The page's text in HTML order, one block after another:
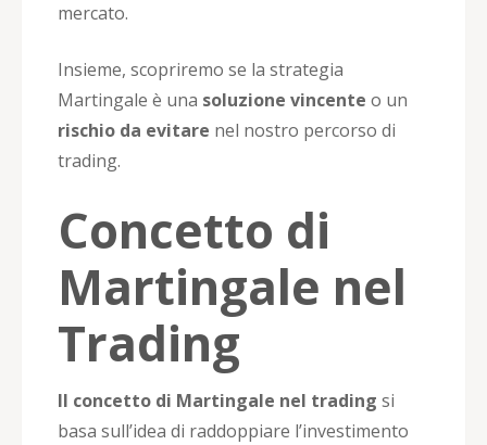
mercato.
Insieme, scopriremo se la strategia
Martingale è una soluzione vincente o un
rischio da evitare nel nostro percorso di
trading.
Concetto di
Martingale nel
Trading
Il concetto di Martingale nel trading si
basa sull’idea di raddoppiare l’investimento